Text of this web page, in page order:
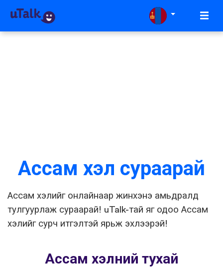
Ассам хэл сураарай
Ассам хэлийг онлайнаар жинхэнэ амьдралд
тулгуурлаж сураарай! uTalk-тай яг одоо Ассам
хэлийг сурч итгэлтэй ярьж эхлээрэй!
Ассам хэлний тухай